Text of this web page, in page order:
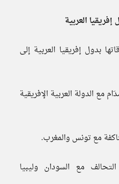
العربية
بدول إفريقيا العربية إلى
مع الدولة العربية الإفريقية
مع تونس والمغرب.
مع السودان وليبيا